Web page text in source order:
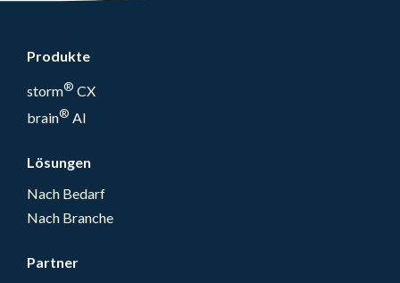
Produkte
storm® CX
brain® AI
Lösungen
Nach Bedarf
Nach Branche
Partner